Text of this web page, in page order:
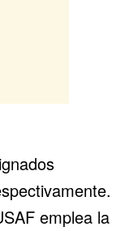
emplea la